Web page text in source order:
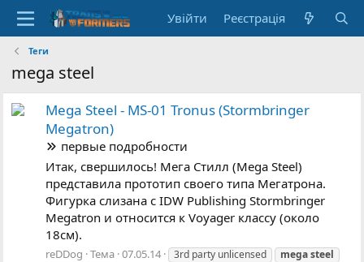
Увійти Реєстрація
Теги
mega steel
Mega Steel - MS-01 Tronus (Stormbringer
Megatron)
первые подробности
Итак, свершилось! Мега Стилл (Mega Steel)
представила прототип своего типа Мегатрона.
Фигурка слизана с IDW Publishing Stormbringer
Megatron и относится к Voyager классу (около
18см).
reDDog Тема 07.05.14 3rd party unlicensed mega steel